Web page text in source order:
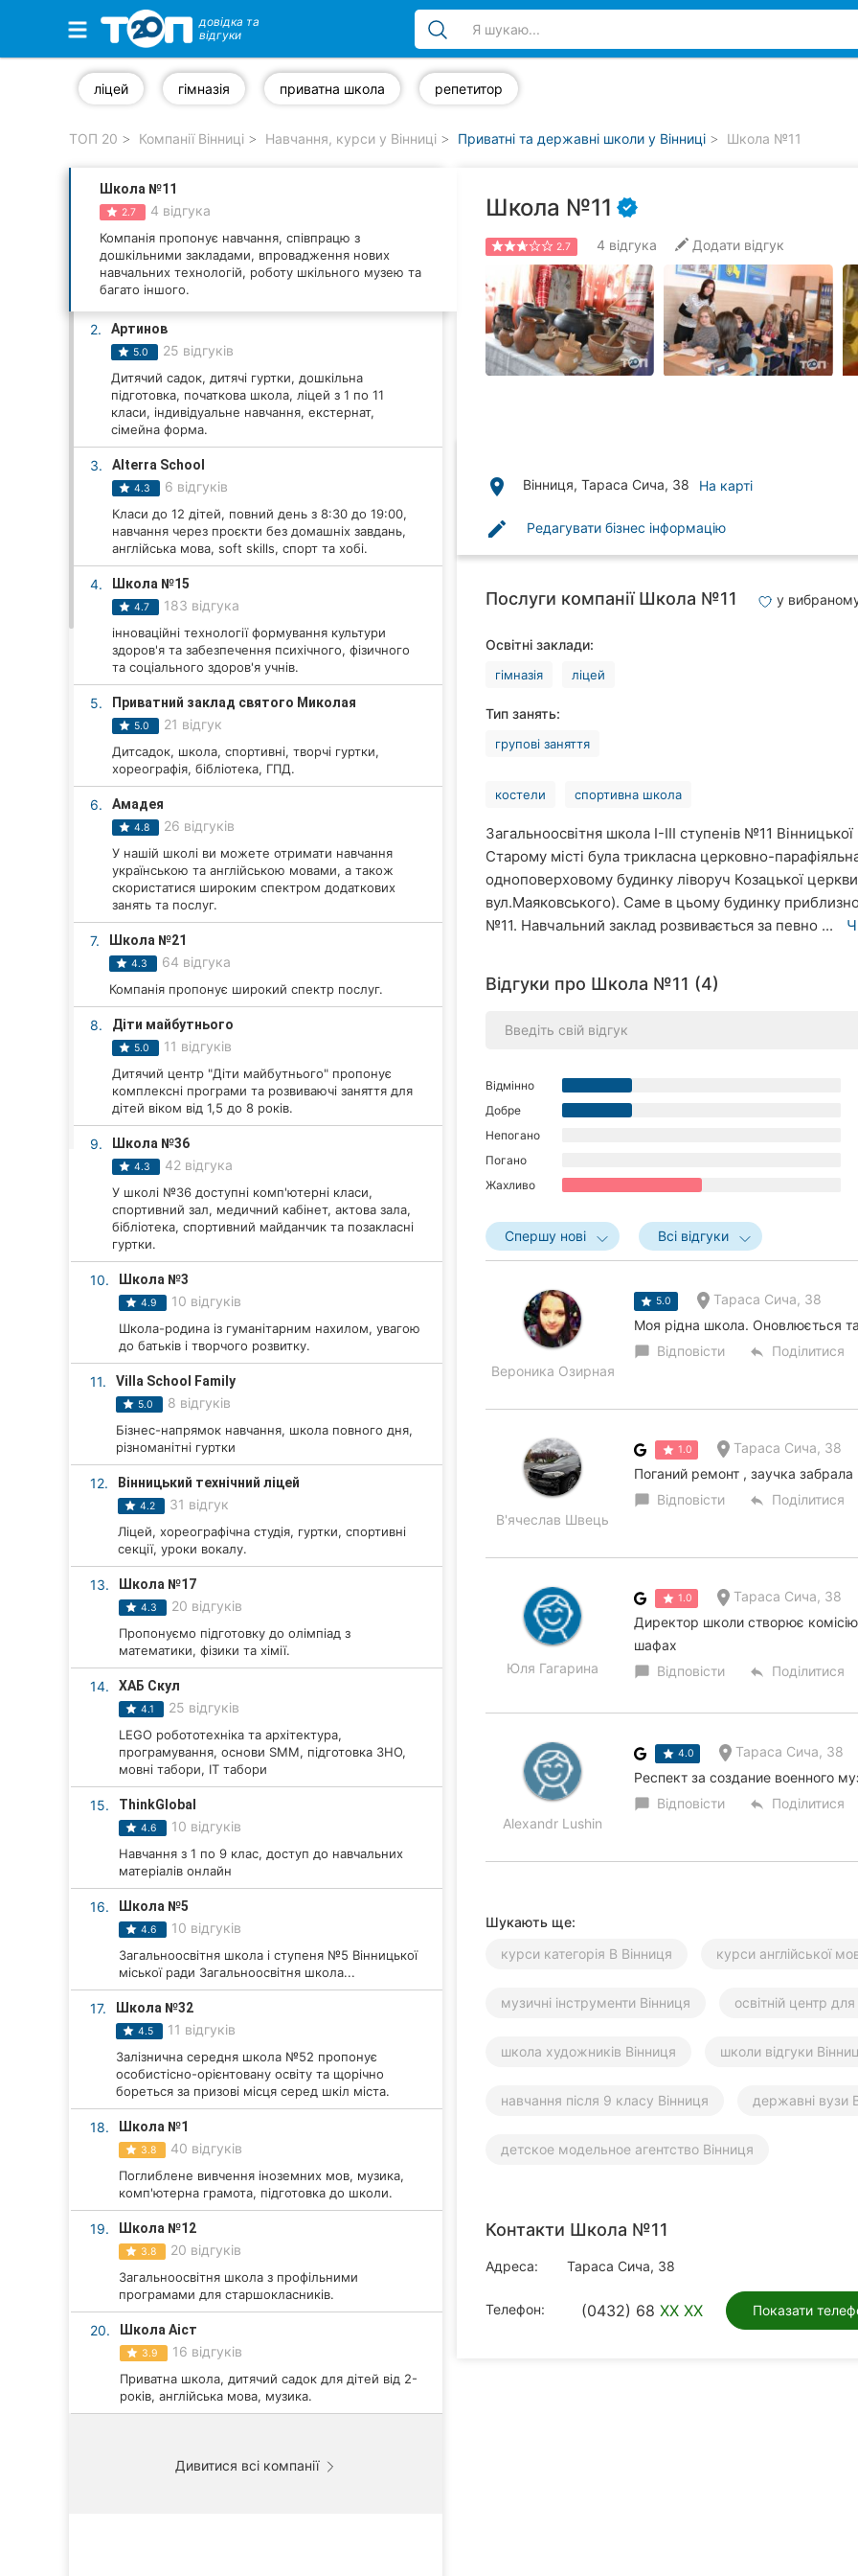
Обрані компанії
Стоматології
Ветеринарні клініки
Приватні клініки
Автошколи
Хмельницький
Кропивницький
Кривий Ріг
Полтава
Чернівці
Івано-Франківськ
Карпати
довідка та
відгуки
ліцей гімназія приватна школа репетитор
ТОП 20 Компанії Вінниці Навчання, курси у Вінниці Приватні та державні школи у Вінниці Школа №11
Школа №11
2.7 4 відгука
Компанія пропонує навчання, співпрацю з
дошкільними закладами, впровадження нових
навчальних технологій, роботу шкільного музею та
багато іншого.
2. Артинов
5.0 25 відгуків
Дитячий садок, дитячі гуртки, дошкільна
підготовка, початкова школа, ліцей з 1 по 11
класи, індивідуальне навчання, екстернат,
сімейна форма.
3. Alterra School
4.3 6 відгуків
Класи до 12 дітей, повний день з 8:30 до 19:00,
навчання через проєкти без домашніх завдань,
англійська мова, soft skills, спорт та хобі.
4. Школа №15
4.7 183 відгука
інноваційні технології формування культури
здоров'я та забезпечення психічного, фізичного
та соціального здоров'я учнів.
5. Приватний заклад святого Миколая
5.0 21 відгук
Дитсадок, школа, спортивні, творчі гуртки,
хореографія, бібліотека, ГПД.
6. Амадея
4.8 26 відгуків
У нашій школі ви можете отримати навчання
українською та англійською мовами, а також
скористатися широким спектром додаткових
занять та послуг.
7. Школа №21
4.3 64 відгука
Компанія пропонує широкий спектр послуг.
8. Діти майбутнього
5.0 11 відгуків
Дитячий центр "Діти майбутнього" пропонує
комплексні програми та розвиваючі заняття для
дітей віком від 1,5 до 8 років.
9. Школа №36
4.3 42 відгука
У школі №36 доступні комп'ютерні класи,
спортивний зал, медичний кабінет, актова зала,
бібліотека, спортивний майданчик та позакласні
гуртки.
10. Школа №3
4.9 10 відгуків
Школа-родина із гуманітарним нахилом, увагою
до батьків і творчого розвитку.
11. Villa School Family
5.0 8 відгуків
Бізнес-напрямок навчання, школа повного дня,
різноманітні гуртки
12. Вінницький технічний ліцей
4.2 31 відгук
Ліцей, хореографічна студія, гуртки, спортивні
секції, уроки вокалу.
13. Школа №17
4.3 20 відгуків
Пропонуємо підготовку до олімпіад з
математики, фізики та хімії.
14. ХАБ Скул
4.1 25 відгуків
LEGO робототехніка та архітектура,
програмування, основи SMM, підготовка ЗНО,
мовні табори, IT табори
15. ThinkGlobal
4.6 10 відгуків
Навчання з 1 по 9 клас, доступ до навчальних
матеріалів онлайн
16. Школа №5
4.6 10 відгуків
Загальноосвітня школа і ступеня №5 Вінницької
міської ради Загальноосвітня школа...
17. Школа №32
4.5 11 відгуків
Залізнична середня школа №52 пропонує
особистісно-орієнтовану освіту та щорічно
бореться за призові місця серед шкіл міста.
18. Школа №1
3.8 40 відгуків
Поглиблене вивчення іноземних мов, музика,
комп'ютерна грамота, підготовка до школи.
19. Школа №12
3.8 20 відгуків
Загальноосвітня школа з профільними
програмами для старшокласників.
20. Школа Аіст
3.9 16 відгуків
Приватна школа, дитячий садок для дітей від 2-
років, англійська мова, музика.
Дивитися всі компанії
Школа №11
2.7 4 відгука Додати відгук
place Вінниця, Тараса Сича, 38 На карті
edit Редагувати бізнес інформацію
Послуги компанії Школа №11 у
Освітні заклади:
гімназія ліцей
Тип занять:
групові заняття
костели спортивна школа
Загальноосвітня школа І-ІІІ ступенів №11
Старому місті була трикласна церковно-
одноповерховому будинку ліворуч Козацької
вул.Маяковського). Саме в цьому будинку
№11. Навчальний заклад розвивається за певно ...
Відгуки про Школа №11 (4)
Відмінно
Добре
Непогано
Погано
Жахливо
Спершу нові Всі відгуки
Вероника Озирная
5.0
Тараса Сича, 38
Моя рідна школа. Оновлюється
chat_bubble Відповісти reply Поділитися
В'ячеслав Швець
1.0
Тараса Сича, 38
Поганий ремонт , заучка
chat_bubble Відповісти reply Поділитися
Юля Гагарина
1.0
Тараса Сича, 38
Директор школи створює
шафах
chat_bubble Відповісти reply Поділитися
Alexandr Lushin
4.0
Тараса Сича, 38
Респект за создание военного
chat_bubble Відповісти reply Поділитися
Шукають ще:
курси категорія В Вінниця
курси англійської
музичні інструменти Вінниця освітній центр
школа художників Вінниця школи відгуки
навчання після 9 класу Вінниця державні вузи
детское модельное агентство Вінниця
Контакти Школа №11
Адреса: Тараса Сича, 38
Телефон: (0432) 68 XX XX Показати